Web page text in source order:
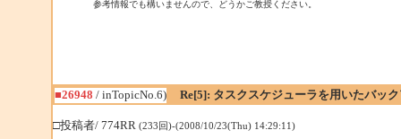
参考情報でも構いませんので、どうかご教授ください。
■26948 / inTopicNo.6) Re[5]: タスクスケジューラを用いたバッ
□投稿者/ 774RR (233回)-(2008/10/23(Thu) 14:29:11)